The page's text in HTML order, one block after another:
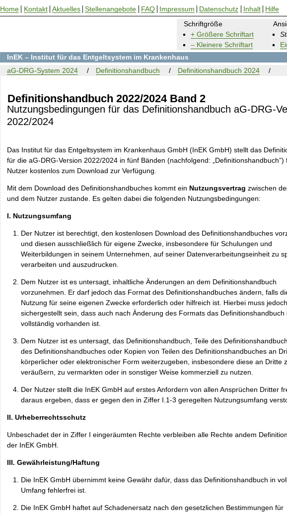
Definitionshandbuch 2022/2024 Band 2
Schriftgröße
+ Größere Schriftart
– Kleinere Schriftart
Nutzungsbedingungen für das Definitionshandbuch aG-DRG-
2022/2024
Das Institut für das Entgeltsystem im Krankenhaus GmbH (InEK GmbH) stellt das
für die aG-DRG-Version 2022/2024 in fünf Bänden (nachfolgend:
Nutzer kostenlos zum Download zur Verfügung.
Mit dem Download des Definitionshandbuches kommt ein Nutzungsvertrag zwischen
und dem Nutzer zustande. Es gelten dabei die folgenden Nutzungsbedingungen:
I. Nutzungsumfang
Der Nutzer ist berechtigt, den kostenlosen Download des Definitionshandbuches
und diesen ausschließlich für eigene Zwecke, insbesondere für Schulungen und
Weiterbildungen in seinem Unternehmen, auf seiner Datenverarbeitungseinheit zu
verarbeiten und auszudrucken.
Dem Nutzer ist es untersagt, inhaltliche Änderungen an dem Definitionshandbuch
vorzunehmen. Er darf jedoch das Format des Definitionshandbuches ändern, falls
Nutzung für seine eigenen Zwecke erforderlich oder hilfreich ist. Hierbei muss jedoch
sichergestellt sein, dass auch nach Änderung des Formats das Definitionshandbuch
vollständig vorhanden ist.
Dem Nutzer ist es untersagt, das Definitionshandbuch, Teile des
des Definitionshandbuches oder Kopien von Teilen des Definitionshandbuches an
körperlicher oder elektronischer Form weiterzugeben, insbesondere diese an Dritte
veräußern, zu vermarkten oder in sonstiger Weise kommerziell zu nutzen.
Der Nutzer stellt die InEK GmbH auf erstes Anfordern von allen Ansprüchen Dritter
daraus ergeben, dass er gegen den in Ziffer I.1-3 geregelten Nutzungsumfang
II. Urheberrechtsschutz
Unbeschadet der in Ziffer I eingeräumten Rechte verbleiben alle Rechte andem
der InEK GmbH.
III. Gewährleistung/Haftung
Die InEK GmbH übernimmt keine Gewähr dafür, dass das Definitionshandbuch in
Umfang fehlerfrei ist.
Die InEK GmbH haftet auf Schadenersatz nach den gesetzlichen Bestimmungen für
InEK – Institut für das Entgeltsystem im Krankenhaus
aG-DRG-System 2024
Definitionshandbuch Definitionshandbuch 2024
Home Kontakt Aktuelles Stellenangebote FAQ Impressum Datenschutz Inhalt Hilfe